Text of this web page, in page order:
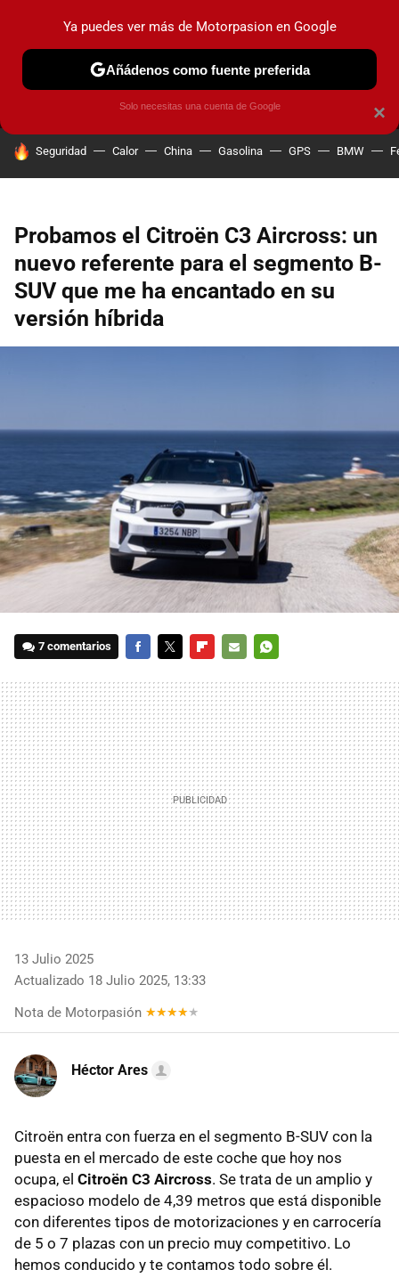
MENÚ NUEVO
COCHES ELÉCTRICOS OBSERVATORIO
HOY SE HABLA DE
Seguridad Calor China Gasolina GPS BMW
Probamos el Citroën C3 Aircross: un
nuevo referente para el segmento B-
SUV que me ha encantado en su
versión híbrida
7 comentarios
MAIL
13 Julio 2025
Actualizado 18 Julio 2025, 13:33
Nota de Motorpasión
Héctor Ares
Citroën entra con fuerza en el segmento B-SUV con la
puesta en el mercado de este coche que hoy nos
ocupa, el Citroën C3 Aircross. Se trata de un amplio y
espacioso modelo de 4,39 metros que está disponible
con diferentes tipos de motorizaciones y en carrocería
de 5 o 7 plazas con un precio muy competitivo. Lo
hemos conducido y te contamos todo sobre él.
×
Ya puedes ver más de Motorpasion en Google
Añádenos como fuente preferida
Solo necesitas una cuenta de Google